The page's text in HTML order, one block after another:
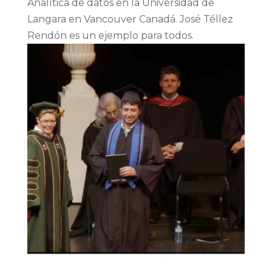
Analítica de datos en la Universidad de
Langara en Vancouver Canadá. José Téllez
Rendón es un ejemplo para todos.